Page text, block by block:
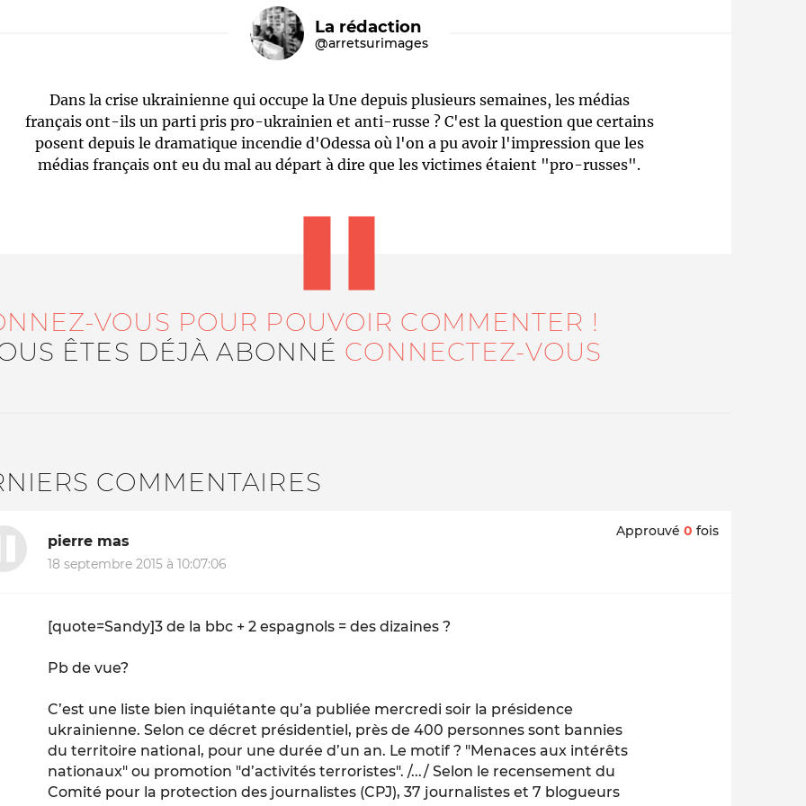
La rédaction
@arretsurimages
Dans la crise ukrainienne qui occupe la Une depuis plusieurs semaines, les médias
français ont-ils un parti pris pro-ukrainien et anti-russe ? C'est la question que certains
posent depuis le dramatique incendie d'Odessa où l'on a pu avoir l'impression que les
médias français ont eu du mal au départ à dire que les victimes étaient "pro-russes".
VOUS POUR POUVOIR COMMENTER !
ÊTES DÉJÀ ABONNÉ CONNECTEZ-VOUS
COMMENTAIRES
pierre mas
18 septembre 2015 à 10:07:06
Approuvé 0 fois
[quote=Sandy]3 de la bbc + 2 espagnols = des dizaines ?
Pb de vue?
C’est une liste bien inquiétante qu’a publiée mercredi soir la présidence
ukrainienne. Selon ce décret présidentiel, près de 400 personnes sont bannies
du territoire national, pour une durée d’un an. Le motif ? "Menaces aux intérêts
nationaux" ou promotion "d’activités terroristes". /.../ Selon le recensement du
Comité pour la protection des journalistes (CPJ), 37 journalistes et 7 blogueurs